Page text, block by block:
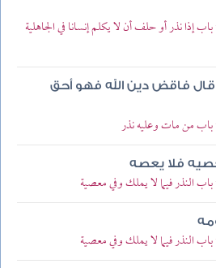
نذر أو حلف أن لا يكلم إنسانا في الجاهلية
فاقض دين الله فهو أحق
من مات وعليه نذر
فلا يعصه
النذر فيما لا يملك وفي معصية
النذر فيما لا يملك وفي معصية